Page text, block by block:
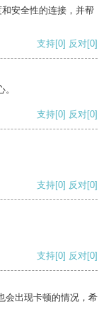
安全性的连接，并帮
支持[0] 反对[0]
支持[0] 反对[0]
支持[0] 反对[0]
支持[0] 反对[0]
会出现卡顿的情况，希